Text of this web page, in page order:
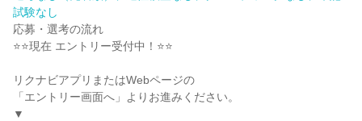
試験なし
応募・選考の流れ
⭐⭐現在 エントリー受付中！⭐⭐
リクナビアプリまたはWebページの
「エントリー画面へ」よりお進みください。
▼